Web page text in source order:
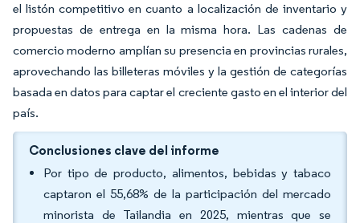
el listón competitivo en cuanto a localización de inventario y
propuestas de entrega en la misma hora. Las cadenas de
comercio moderno amplían su presencia en provincias rurales,
aprovechando las billeteras móviles y la gestión de categorías
basada en datos para captar el creciente gasto en el interior del
país.
Conclusiones clave del informe
Por tipo de producto, alimentos, bebidas y tabaco
captaron el 55,68% de la participación del mercado
minorista de Tailandia en 2025, mientras que se